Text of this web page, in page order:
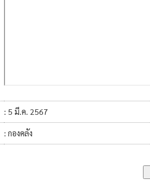
: 5 มี.ค. 2567
: กองคลัง